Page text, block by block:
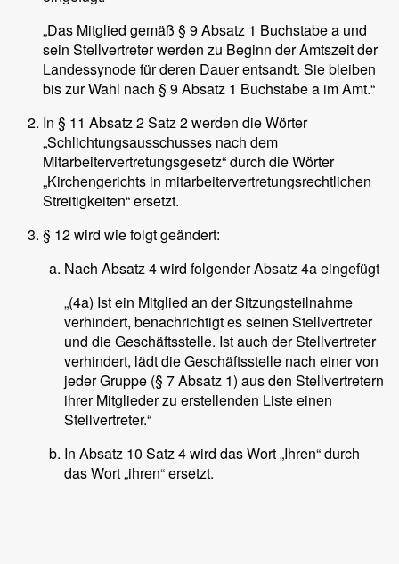
„Das Mitglied gemäß § 9 Absatz 1 Buchstabe a und
sein Stellvertreter werden zu Beginn der Amtszeit der
Landessynode für deren Dauer entsandt. Sie bleiben
bis zur Wahl nach § 9 Absatz 1 Buchstabe a im Amt.“
In § 11 Absatz 2 Satz 2 werden die Wörter
„Schlichtungsausschusses nach dem
Mitarbeitervertretungsgesetz“ durch die Wörter
„Kirchengerichts in mitarbeitervertretungsrechtlichen
Streitigkeiten“ ersetzt.
§ 12 wird wie folgt geändert:
Nach Absatz 4 wird folgender Absatz 4a eingefügt
„(4a) Ist ein Mitglied an der Sitzungsteilnahme
verhindert, benachrichtigt es seinen Stellvertreter
und die Geschäftsstelle. Ist auch der Stellvertreter
verhindert, lädt die Geschäftsstelle nach einer von
jeder Gruppe (§ 7 Absatz 1) aus den Stellvertretern
ihrer Mitglieder zu erstellenden Liste einen
Stellvertreter.“
In Absatz 10 Satz 4 wird das Wort „Ihren“ durch
das Wort „ihren“ ersetzt.